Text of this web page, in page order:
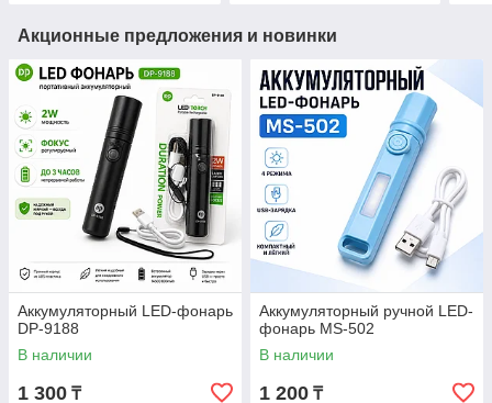
Акционные предложения и новинки
Аккумуляторный LED-фонарь
DP-9188
В наличии
1 300 ₸
Аккумуляторный ручной LED-
фонарь MS-502
В наличии
1 200 ₸